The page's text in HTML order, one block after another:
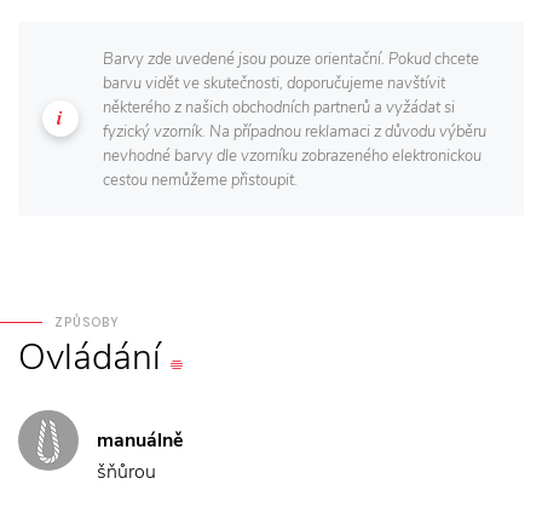
Barvy zde uvedené jsou pouze orientační. Pokud chcete
barvu vidět ve skutečnosti, doporučujeme navštívit
některého z našich obchodních partnerů a vyžádat si
fyzický vzorník. Na případnou reklamaci z důvodu výběru
nevhodné barvy dle vzorníku zobrazeného elektronickou
cestou nemůžeme přistoupit.
ZPŮSOBY
Ovládání
manuálně
šňůrou